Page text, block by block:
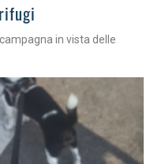
in vista delle